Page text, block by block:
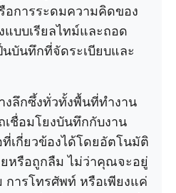
การระดมความคิดของ
บบเรียลไทม์และถอด
บันทึกที่จัดระเบียบและ
งลึกซึ้งทั่วทั้งพื้นที่ทำงาน
ชื่อมโยงบันทึกกับงาน
เกี่ยวข้องได้โดยอัตโนมัติ
หรือถูกลืม ไม่ว่าคุณจะอยู่
การโทรศัพท์ หรือเพียงแค่